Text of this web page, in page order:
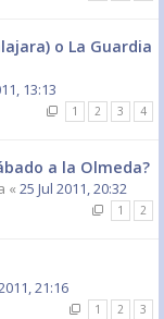
o La Guardia
13:13
1 2 3 4
a la Olmeda?
« 25 Jul 2011, 20:32
1 2
21:16
1 2 3